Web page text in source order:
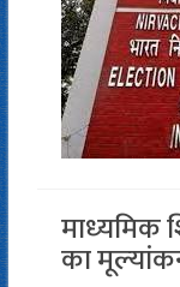
माध्‍यमिक
का